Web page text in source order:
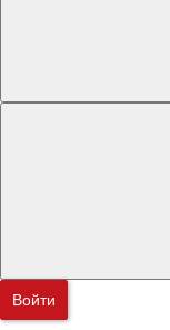
Войти